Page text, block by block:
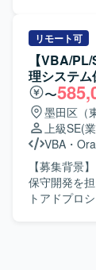
の工程を通
いただけます。 【開発環境】 Microsoft
したクラウ
Bicep、ARM
Policyや
ます。 必要
ながら、設
ントを整備し
セールスか
ができます
で、非機能
に高めるこ
トポジショ
す。 【開発環境】 ・Oracle Cloud Infrastructure(OCI)を中
心としたク
Windows
Terraform
ります。
しながら、
移行に向けた
物像】 チャ
報連相がで
められる方
トとして整
望ましいです。 【ポジションの魅力】 大規模
ネットワー
から構築、
できます。
ワークエン
リモート可
【VBA/
理システ
〜
墨田区（
上級SE(
VBA ・
【募集背景】 【作業内容】 販売物流・生産管理システムの
保守開発を
トアドプロ
連携できる方を求め